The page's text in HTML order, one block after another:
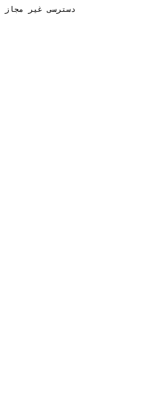
دسترسی غیر مجاز